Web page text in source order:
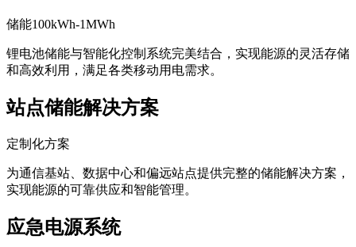
储能100kWh-1MWh
锂电池储能与智能化控制系统完美结合，实现能源的灵活存储
和高效利用，满足各类移动用电需求。
站点储能解决方案
定制化方案
为通信基站、数据中心和偏远站点提供完整的储能解决方案，
实现能源的可靠供应和智能管理。
应急电源系统